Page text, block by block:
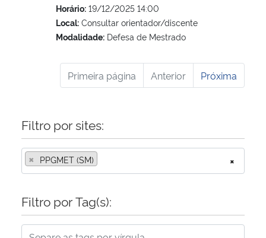
Horário: 19/12/2025 14:00
Local: Consultar orientador/discente
Modalidade: Defesa de Mestrado
Primeira página Anterior Próxima
Filtro por sites:
×
× PPGMET (SM)
Filtro por Tag(s):